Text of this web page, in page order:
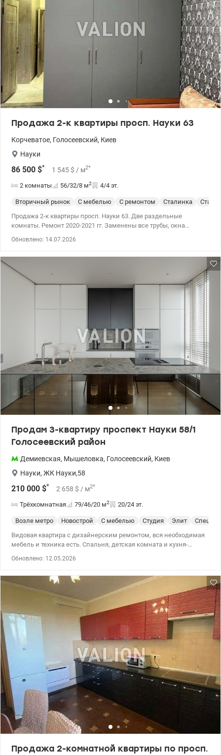
Продажа 2-к квартиры просп. Науки 63
Корчеватое, Голосеевский, Киев
Науки
86 500 $* 1 545 $ / м2*
2 комнаты 56/32/8 м2 4/4 эт.
Вторичный рынок С мебелью С ремонтом Сталинка
Продажа 2-к квартиры просп. Науки 63. Две раздельные
комнаты. Ремонт 2020-2021 гг. Заменены все трубы, окна
Обновлено: 14.07.2026
Продам 3-квартиру проспект Науки 58/1
Голосеевский район
Демиевская, Мышеловка, Голосеевский, Киев
Науки, ЖК Науки,58
210 000 $* 2 658 $ / м2*
Трёхкомнатная 79/46/20 м2 20/24 эт.
Возле метро Новострой С мебелью Студия Элит
Видовая квартира с дизайнерским ремонтом, вся необходимая
мебель и техника есть. Спальня, детская комната и кухня-
гараж. Дополнительные преимущества: Круглосуточная охрана,
укрытие дома. Рядом детский сад и детская площадка. 044 200
10 80 Valion.ua/1133461
Обновлено: 12.05.2026
Продажа 2-комнатной квартиры по просп.